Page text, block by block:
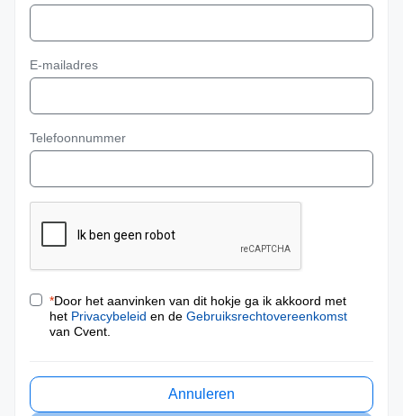
E-mailadres
Telefoonnummer
*Door het aanvinken van dit hokje ga ik akkoord met
het Privacybeleid en de Gebruiksrechtovereenkomst
van Cvent.
Annuleren